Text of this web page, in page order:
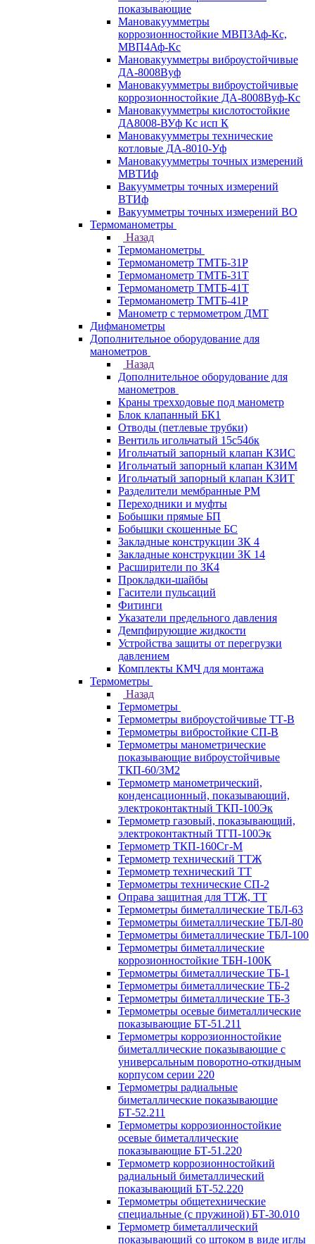
показывающие
Мановакуумметры
коррозионностойкие МВП3Аф-Кс,
МВП4Аф-Кс
Мановакуумметры виброустойчивые
ДА-8008Вуф
Мановакуумметры виброустойчивые
коррозионностойкие ДА-8008Вуф-Кс
Мановакуумметры кислотостойкие
ДА8008-ВУф Кс исп К
Мановакуумметры технические
котловые ДА-8010-Уф
Мановакуумметры точных измерений
МВТИф
Вакуумметры точных измерений
ВТИф
Вакуумметры точных измерений ВО
Термоманометры
Назад
Термоманометры
Термоманометр ТМТБ-31Р
Термоманометр ТМТБ-31Т
Термоманометр ТМТБ-41Т
Термоманометр ТМТБ-41Р
Манометр с термометром ДМТ
Дифманометры
Дополнительное оборудование для
манометров
Назад
Дополнительное оборудование для
манометров
Краны трехходовые под манометр
Блок клапанный БК1
Отводы (петлевые трубки)
Вентиль игольчатый 15с54бк
Игольчатый запорный клапан КЗИС
Игольчатый запорный клапан КЗИМ
Игольчатый запорный клапан КЗИТ
Разделители мембранные РМ
Переходники и муфты
Бобышки прямые БП
Бобышки скошенные БС
Закладные конструкции ЗК 4
Закладные конструкции ЗК 14
Расширители по ЗК4
Прокладки-шайбы
Гасители пульсаций
Фитинги
Указатели предельного давления
Демпфирующие жидкости
Устройства защиты от перегрузки
давлением
Комплекты КМЧ для монтажа
Термометры
Назад
Термометры
Термометры виброустойчивые ТТ-В
Термометры вибростойкие СП-В
Термометры манометрические
показывающие виброустойчивые
ТКП-60/3М2
Термометр манометрический,
конденсационный, показывающий,
электроконтактный ТКП-100Эк
Термометр газовый, показывающий,
электроконтактный ТГП-100Эк
Термометр ТКП-160Сг-М
Термометр технический ТТЖ
Термометр технический ТТ
Термометры технические СП-2
Оправа защитная для ТТЖ, ТТ
Термометры биметаллические ТБЛ-63
Термометры биметаллические ТБЛ-80
Термометры биметаллические ТБЛ-100
Термометры биметаллические
коррозионностойкие ТБН-100К
Термометры биметаллические ТБ-1
Термометры биметаллические ТБ-2
Термометры биметаллические ТБ-3
Термометры осевые биметаллические
показывающие БТ-51.211
Термометры коррозионностойкие
биметаллические показывающие с
универсальным поворотно-откидным
корпусом серии 220
Термометры радиальные
биметаллические показывающие
БТ-52.211
Термометры коррозионностойкие
осевые биметаллические
показывающие БТ-51.220
Термометр коррозионностойкий
радиальный биметаллический
показывающий БТ-52.220
Термометры общетехнические
специальные (с пружиной) БТ-30.010
Термометр биметаллический
показывающий со штоком в виде иглы